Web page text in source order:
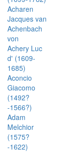
Acharen
Jacques van
Achenbach
von
Achery Luc
d' (1609-
1685)
Aconcio
Giacomo
(1492?
-1566?)
Adam
Melchior
(1575?
-1622)